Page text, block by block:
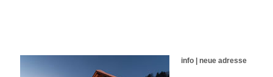
info | neue adresse